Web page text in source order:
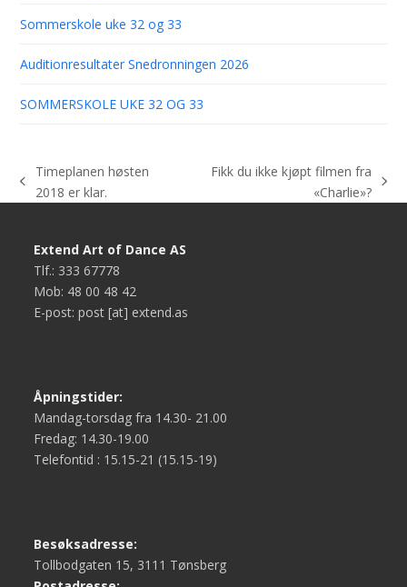
Sommerskole uke 32 og 33
Auditionresultater Snedronningen 2026
SOMMERSKOLE UKE 32 OG 33
previous
Timeplanen høsten
2018 er klar.
Fikk du ikke kjøpt filmen fra
«Charlie»?
Extend Art of Dance AS
Tlf.: 333 67778
Mob: 48 00 48 42
E-post: post [at] extend.as
Åpningstider:
Mandag-torsdag fra 14.30- 21.00
Fredag: 14.30-19.00
Telefontid : 15.15-21 (15.15-19)
Besøksadresse:
Tollbodgaten 15, 3111 Tønsberg